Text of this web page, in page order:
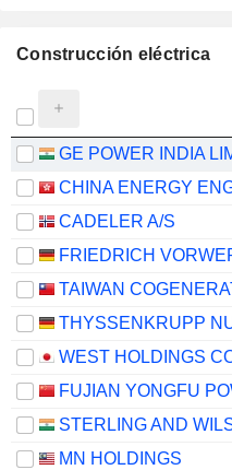
Construcción eléctrica
GE POWER INDIA
CADELER A/S
MN HOLDINGS